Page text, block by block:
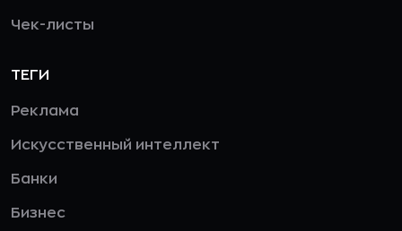
Чек-листы
ТЕГИ
Реклама
Искусственный интеллект
Банки
Бизнес